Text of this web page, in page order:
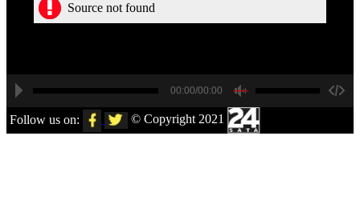
00:00/00:00
Source not found
Follow us on: © Copyright 2021